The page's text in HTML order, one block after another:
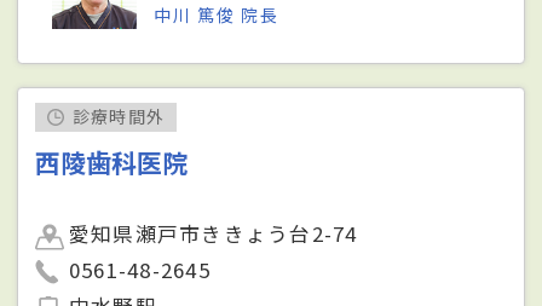
中川 篤俊 院長
診療時間外
西陵歯科医院
愛知県瀬戸市ききょう台2-74
0561-48-2645